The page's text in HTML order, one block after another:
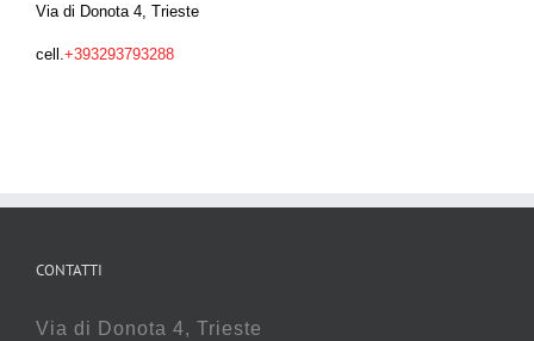
Via di Donota 4, Trieste
cell.+393293793288
CONTATTI
Via di Donota 4, Trieste